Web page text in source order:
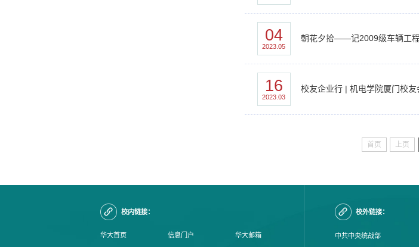
04
2023.05
朝花夕拾——记2009级车辆工
16
2023.03
校友企业行 | 机电学院厦门校
首页 上页
校内链接：
华大首页 信息门户 华大邮箱
校外链接：
中共中央统战部